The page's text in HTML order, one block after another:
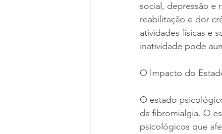
social, depressão e
reabilitação e dor
atividades físicas e
inatividade pode
O Impacto do
O estado
da fibromialgia. O
psicológicos que